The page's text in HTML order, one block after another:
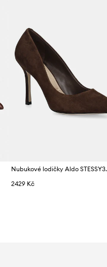
Nubukové lodičky Aldo
2429 Kč